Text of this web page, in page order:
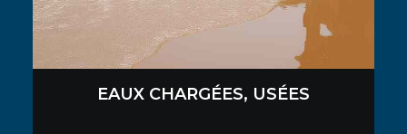
EAUX CHARGÉES, USÉES